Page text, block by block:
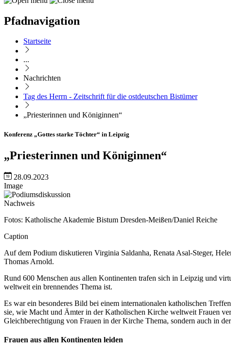
Pfadnavigation
Startseite
...
Nachrichten
Tag des Herrn - Zeitschrift für die ostdeutschen Bistümer
„Priesterinnen und Königinnen“
Konferenz „Gottes starke Töchter“ in Leipzig
„Priesterinnen und Königinnen“
28.09.2023
Image
Nachweis
Fotos: Katholische Akademie Bistum Dresden-Meißen/Daniel Reiche
Caption
Auf dem Podium diskutieren Virginia Saldanha, Renata Asal-Steger,
Thomas Arnold.
Rund 600 Menschen aus allen Kontinenten trafen sich in Leipzig und
weltweit ein brennendes Thema ist.
Es war ein besonderes Bild bei einem internationalen katholischen
sie, wie Macht und Ämter in der Katholischen Kirche weltweit Frauen
Gleichberechtigung von Frauen in der Kirche Thema, sondern auch in
Frauen aus allen Kontinenten leiden